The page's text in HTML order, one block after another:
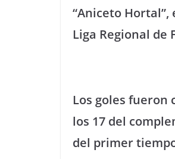
“Aniceto
Liga Regional de
Los goles fueron
los 17 del
del primer